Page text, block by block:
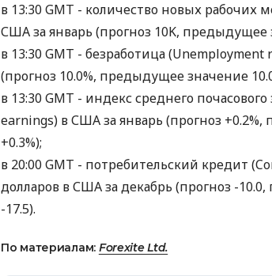
в 13:30 GMT - количество новых рабочих
США за январь (прогноз 10K, предыдущее
в 13:30 GMT - безработица
(прогноз 10.0%, предыдущее значение
в 13:30 GMT - индекс среднего
earnings) в США за январь (прогноз
+0.3%);
в 20:00 GMT - потребительский кредит
долларов в США за декабрь (прогноз -
-17.5).
По материалам: Forexite Ltd.